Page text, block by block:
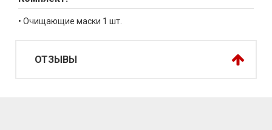
• Очищающие маски 1 шт.
ОТЗЫВЫ